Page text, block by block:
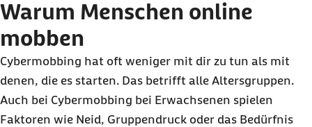
Warum Menschen online
mobben
Cybermobbing hat oft weniger mit dir zu tun als mit
denen, die es starten. Das betrifft alle Altersgruppen.
Auch bei Cybermobbing bei Erwachsenen spielen
Faktoren wie Neid, Gruppendruck oder das Bedürfnis